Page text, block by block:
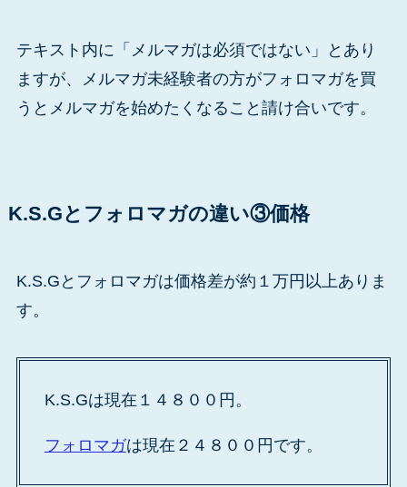
テキスト内に「メルマガは必須ではない」とあり
ますが、メルマガ未経験者の方がフォロマガを買
うとメルマガを始めたくなること請け合いです。
K.S.Gとフォロマガの違い③価格
K.S.Gとフォロマガは価格差が約１万円以上ありま
す。
K.S.Gは現在１４８００円。
フォロマガは現在２４８００円です。